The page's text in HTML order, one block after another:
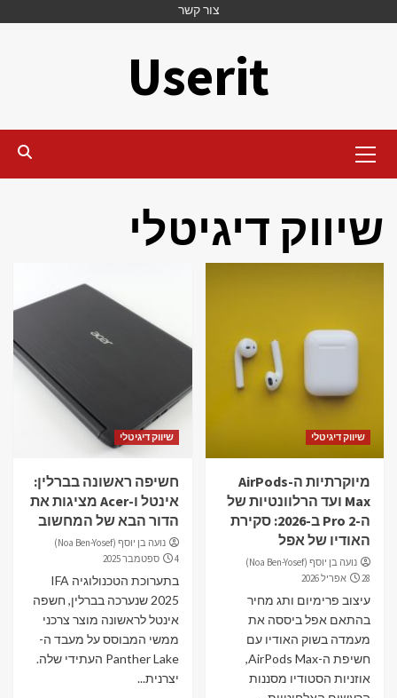
צור קשר
Userit
Menu
שיווק דיגיטלי
שיווק דיגיטלי
מיוקרתיות ה-AirPods
Max ועד הרלוונטיות של
ה-Pro 2 ב-2026: סקירת
האודיו של אפל
נועה בן יוסף (Noa Ben-Yosef)
28 אפריל 2026
עיצוב פרימיום ותג מחיר
בהתאם אפל ביססה את
מעמדה בשוק האודיו עם
חשיפת ה-AirPods Max,
אוזניות הסטודיו מסננות
שיווק דיגיטלי
חשיפה ראשונה בברלין:
אינטל ו-Acer מציגות את
הדור הבא של המחשוב
נועה בן יוסף (Noa Ben-Yosef)
4 ספטמבר 2025
בתערוכת הטכנולוגיה IFA
2025 שנערכה בברלין, חשפה
אינטל לראשונה מוצר צרכני
ממשי המבוסס על מעבד ה-
Panther Lake העתידי שלה.
יצרנית...